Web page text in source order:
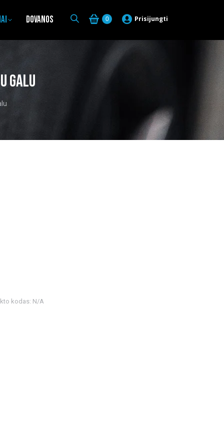
Dovanos 0 Prisijungti
galu
kodas: N/A